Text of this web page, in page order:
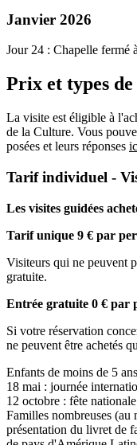
Janvier 2026
Jour 24 : Chapelle fermé
Prix et types
La visite est éligible à
de la Culture. Vous
posées et leurs réponses
Tarif individuel -
Les visites guidées
Tarif unique 9 € par
Visiteurs qui ne peuvent
gratuite.
Entrée gratuite 0 € par
Si votre réservation
ne peuvent être achetés
Enfants de moins de 5 ans
18 mai : journée
12 octobre : fête
Familles nombreuses (au
présentation du livret de